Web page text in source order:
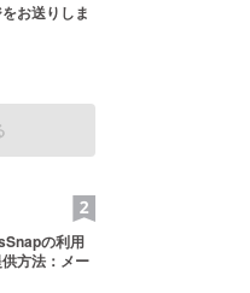
の利用